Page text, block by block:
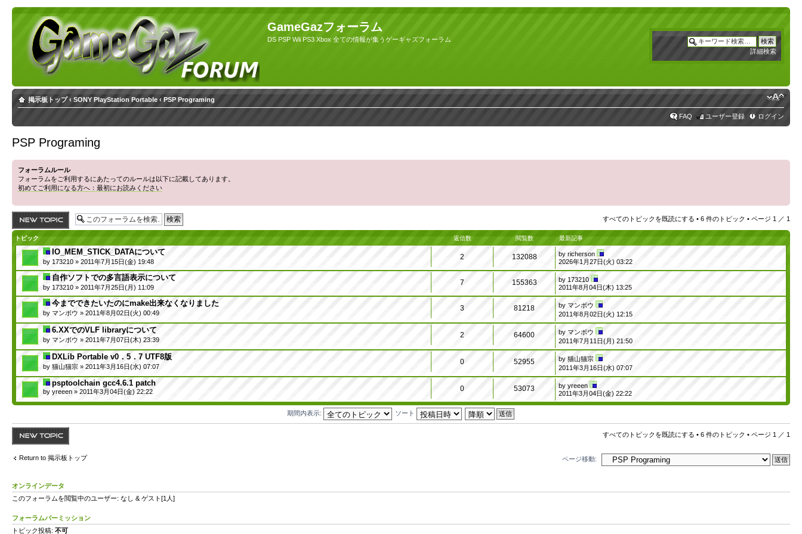
GameGazフォーラム
DS PSP Wii PS3 Xbox 全ての情報が集うゲーギャズフォーラム
詳細検索
掲示板トップ ‹ SONY PlayStation Portable ‹ PSP Programing
FAQ ユーザー登録 ログイン
PSP Programing
フォーラムルール
フォーラムをご利用するにあたってのルールは以下に記載してあります。
初めてご利用になる方へ：最初にお読みください
すべてのトピックを既読にする • 6 件のトピック • ページ 1 ／ 1
トピック 返信数 閲覧数 最新記事
IO_MEM_STICK_DATAについて
by 173210 » 2011年7月15日(金) 19:48
2 132088 byricherson
2026年1月27日(火) 03:22
自作ソフトでの多言語表示について
by 173210 » 2011年7月25日(月) 11:09
7 155363 by 173210
2011年8月04日(木) 13:25
今までできたいたのにmake出来なくなりました
by マンボウ » 2011年8月02日(火) 00:49
3 81218 byマンボウ
2011年8月02日(火) 12:15
6.XXでのVLF libraryについて
by マンボウ » 2011年7月07日(木) 23:39
2 64600 byマンボウ
2011年7月11日(月) 21:50
DXLib Portable v0．5．7 UTF8版
by 猫山猫宗 » 2011年3月16日(水) 07:07
0 52955 by猫山猫宗
2011年3月16日(水) 07:07
psptoolchain gcc4.6.1 patch
by yreeen » 2011年3月04日(金) 22:22 0 53073 byyreeen
2011年3月04日(金) 22:22
期間内表示: ソート
すべてのトピックを既読にする • 6 件のトピック • ページ 1 ／ 1
Return to 掲示板トップ ページ移動:
オンラインデータ
このフォーラムを閲覧中のユーザー: なし & ゲスト[1人]
フォーラムパーミッション
トピック投稿: 不可